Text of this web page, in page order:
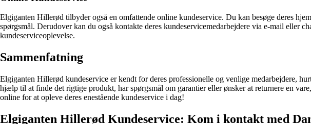
Elgiganten Hillerød tilbyder også en omfattende online kundeservice. Du kan besøge deres
spørgsmål. Derudover kan du også kontakte deres kundeservicemedarbejdere via e-mail eller
kundeserviceoplevelse.
Sammenfatning
Elgiganten Hillerød kundeservice er kendt for deres professionelle og venlige medarbejdere,
hjælp til at finde det rigtige produkt, har spørgsmål om garantier eller ønsker at returnere en
online for at opleve deres enestående kundeservice i dag!
Elgiganten Hillerød Kundeservice: Kom i kontakt med